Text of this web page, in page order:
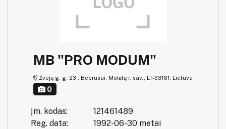
MB "PRO MODUM"
Žvejų g. g. 23 , Bebrusai, Molėtų r. sav., LT-33161, Lietuva
0
Įm. kodas:
121461489
Reg. data:
1992-06-30 metai